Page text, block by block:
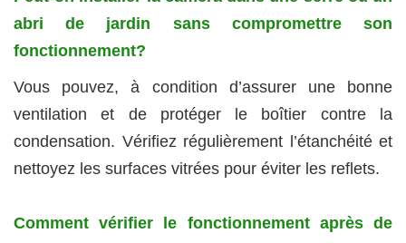
abri de jardin sans compromettre son
fonctionnement?
Vous pouvez, à condition d’assurer une bonne
ventilation et de protéger le boîtier contre la
condensation. Vérifiez régulièrement l’étanchéité et
nettoyez les surfaces vitrées pour éviter les reflets.
Comment vérifier le fonctionnement après de